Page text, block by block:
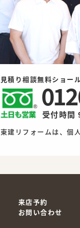
見積り相談無料ショー
受付時
東建リフォームは、個
来店予約
お問い合わせ